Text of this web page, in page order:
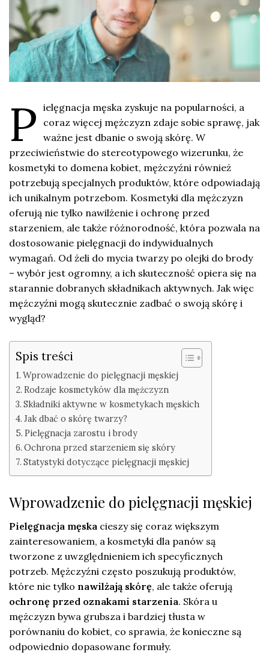
P ielęgnacja męska zyskuje na popularności, a
coraz więcej mężczyzn zdaje sobie sprawę, jak
ważne jest dbanie o swoją skórę. W
przeciwieństwie do stereotypowego wizerunku, że
kosmetyki to domena kobiet, mężczyźni również
potrzebują specjalnych produktów, które odpowiadają
ich unikalnym potrzebom. Kosmetyki dla mężczyzn
oferują nie tylko nawilżenie i ochronę przed
starzeniem, ale także różnorodność, która pozwala na
dostosowanie pielęgnacji do indywidualnych
wymagań. Od żeli do mycia twarzy po olejki do brody
– wybór jest ogromny, a ich skuteczność opiera się na
starannie dobranych składnikach aktywnych. Jak więc
mężczyźni mogą skutecznie zadbać o swoją skórę i
wygląd?
Spis treści
Wprowadzenie do pielęgnacji męskiej
Rodzaje kosmetyków dla mężczyzn
Składniki aktywne w kosmetykach męskich
Jak dbać o skórę twarzy?
Pielęgnacja zarostu i brody
Ochrona przed starzeniem się skóry
Statystyki dotyczące pielęgnacji męskiej
Wprowadzenie do pielęgnacji męskiej
Pielęgnacja męska cieszy się coraz większym
zainteresowaniem, a kosmetyki dla panów są
tworzone z uwzględnieniem ich specyficznych
potrzeb. Mężczyźni często poszukują produktów,
które nie tylko nawilżają skórę, ale także oferują
ochronę przed oznakami starzenia. Skóra u
mężczyzn bywa grubsza i bardziej tłusta w
porównaniu do kobiet, co sprawia, że konieczne są
odpowiednio dopasowane formuły.